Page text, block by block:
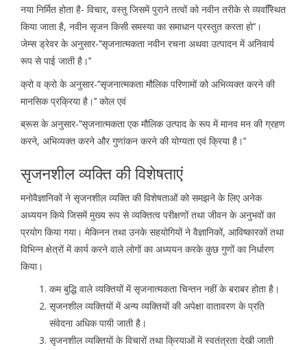
नया निर्मित होता है- विचार, वस्तु जिसमें पुराने तत्वों को नवीन तरीके से व्यवस्थिित
किया जाता है, नवीन सृजन किसी समस्या का समाधान प्रस्तुत करता हो’’।
जेम्स ड्रेवर के अनुसार-’’सृजनात्मकता नवीन रचना अथवा उत्पादन में अनिवार्य
रूप से पाई जाती है।’’
क्रो व क्रो के अनुसार-’’सृजनात्मकता मौलिक परिणामों को अभिव्यक्त करने की
मानसिक प्रक्रिया है।’’ कोल एवं
ब्रूस के अनुसार-’’सृजनात्मकता एक मौलिक उत्पाद के रूप में मानव मन की ग्रहण
करने, अभिव्यक्त करने और गुणांकन करने की योग्यता एवं क्रिया है।’’
सृजनशील व्यक्ति की विशेषताएं
मनोवैज्ञानिकों ने सृजनशील व्यक्ति की विशेषताओं को समझने के लिए अनेक
अध्ययन किये जिसमें मुख्य रूप से व्यक्तित्व परीक्षणों तथा जीवन के अनुभवों का
प्रयोग किया गया। मेकिनन तथा उनके सहयोगियों ने वैज्ञानिकों, आविष्कारकों तथा
विभिन्न क्षेत्रों में कार्य करने वाले लोगों का अध्ययन करके कुछ गुणों का निर्धारण
किया।
कम बुद्धि वाले व्यक्तियों में सृजनात्मकता चिन्तन नहीं के बराबर होता है।
सृजनशील व्यक्तियों में अन्य व्यक्तियों की अपेक्षा वातावरण के प्रति
संवेदना अधिक पायी जाती है।
सृजनशील व्यक्तियों के विचारों तथा क्रियाओं में स्वतंत्रता देखी जाती